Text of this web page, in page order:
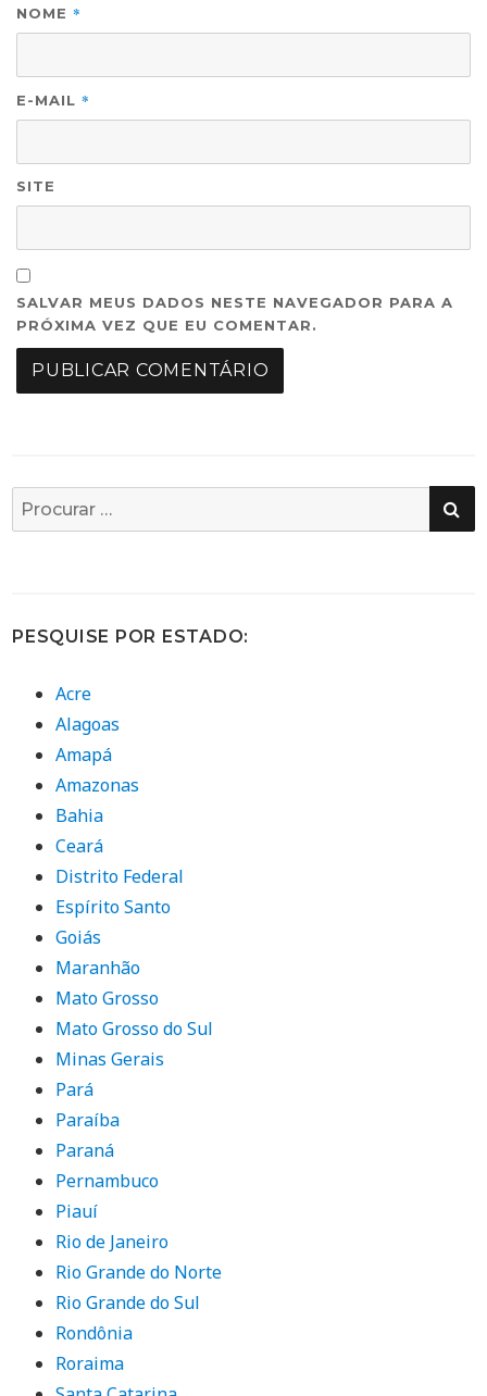
NOME *
E-MAIL *
SITE
SALVAR MEUS DADOS NESTE NAVEGADOR PARA A
PRÓXIMA VEZ QUE EU COMENTAR.
Busca
por:
PESQUISE POR ESTADO:
Acre
Alagoas
Amapá
Amazonas
Bahia
Ceará
Distrito Federal
Espírito Santo
Goiás
Maranhão
Mato Grosso
Mato Grosso do Sul
Minas Gerais
Pará
Paraíba
Paraná
Pernambuco
Piauí
Rio de Janeiro
Rio Grande do Norte
Rio Grande do Sul
Rondônia
Roraima